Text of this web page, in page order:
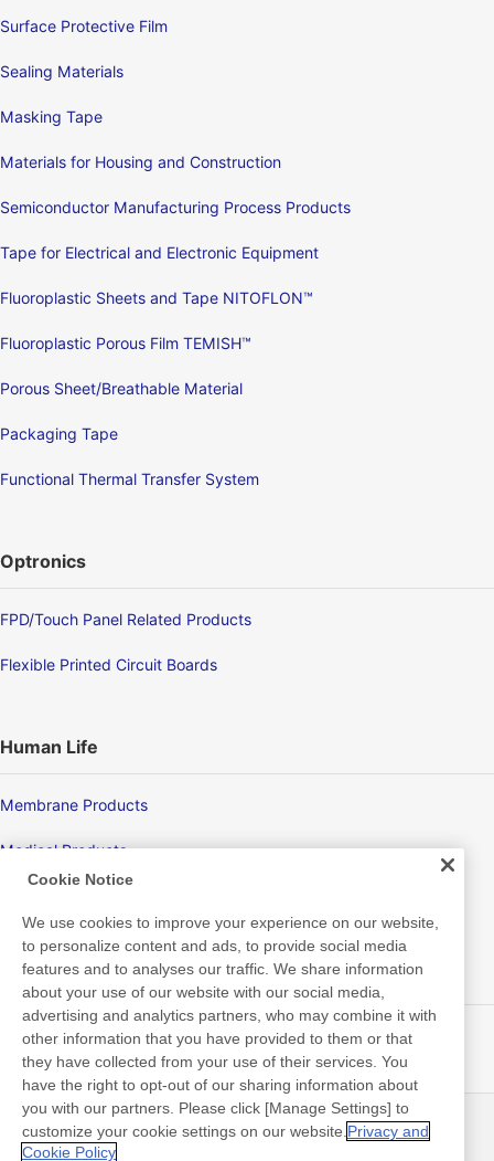
Surface Protective Film
Sealing Materials
Masking Tape
Materials for Housing and Construction
Semiconductor Manufacturing Process Products
Tape for Electrical and Electronic Equipment
Fluoroplastic Sheets and Tape NITOFLON™
Fluoroplastic Porous Film TEMISH™
Porous Sheet/Breathable Material
Packaging Tape
Functional Thermal Transfer System
Optronics
FPD/Touch Panel Related Products
Flexible Printed Circuit Boards
Human Life
Membrane Products
Medical Products
New Products/Technologies
Flex Sensing
Electric Debonding Tape
뉴스
연락처
FAQ
Cookie Notice
We use cookies to improve your experience on our website,
to personalize content and ads, to provide social media
features and to analyses our traffic. We share information
about your use of our website with our social media,
advertising and analytics partners, who may combine it with
other information that you have provided to them or that
they have collected from your use of their services. You
have the right to opt-out of our sharing information about
you with our partners. Please click [Manage Settings] to
customize your cookie settings on our website. Privacy and
Cookie Policy